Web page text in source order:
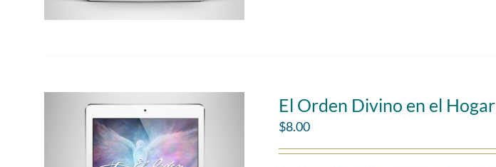
El Orden Divino en el Hogar
$8.00